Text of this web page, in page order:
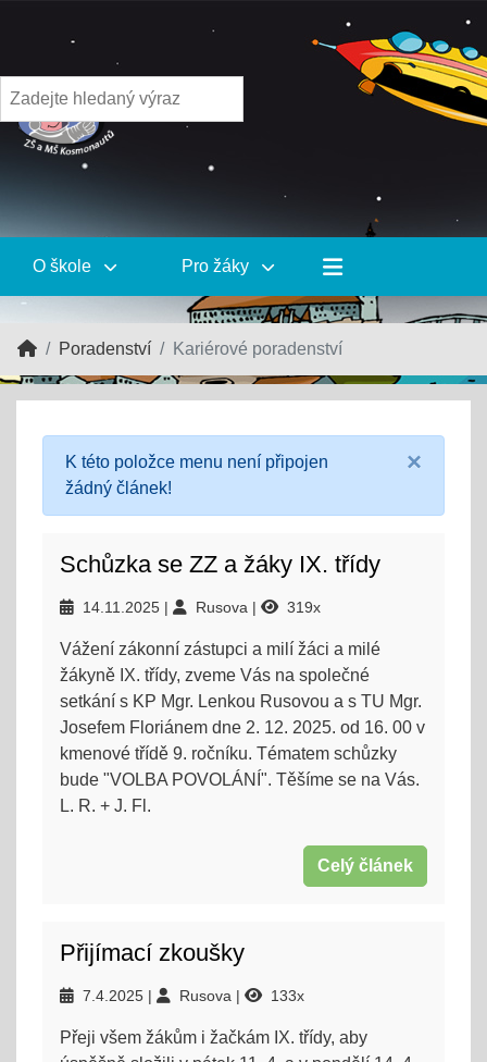
O škole Pro žáky
Poradenství Kariérové poradenství
×
K této položce menu není připojen
žádný článek!
Schůzka se ZZ a žáky IX. třídy
14.11.2025 Rusova 319x
Vážení zákonní zástupci a milí žáci a milé
žákyně IX. třídy, zveme Vás na společné
setkání s KP Mgr. Lenkou Rusovou a s TU Mgr.
Josefem Floriánem dne 2. 12. 2025. od 16. 00 v
kmenové třídě 9. ročníku. Tématem schůzky
bude "VOLBA POVOLÁNÍ". Těšíme se na Vás.
L. R. + J. Fl.
Celý článek
Přijímací zkoušky
7.4.2025 Rusova 133x
Přeji všem žákům i žačkám IX. třídy, aby